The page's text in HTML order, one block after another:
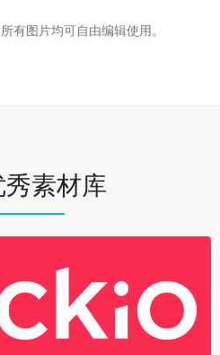
有图片均可自由编辑使用。
素材库